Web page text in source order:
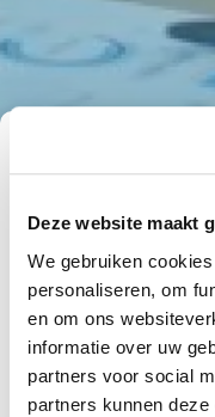
Deze website maakt
We gebruiken
personaliseren, om
en om ons
informatie over uw
partners voor social
partners kunnen
Financieel
betekent geluk
financiële situatie
risico’s die dat
aan onverwachte